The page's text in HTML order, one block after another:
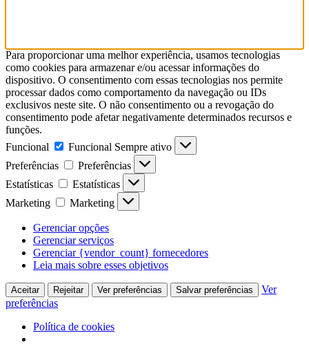
Para proporcionar uma melhor experiência, usamos tecnologias
como cookies para armazenar e/ou acessar informações do
dispositivo. O consentimento com essas tecnologias nos permite
processar dados como comportamento da navegação ou IDs
exclusivos neste site. O não consentimento ou a revogação do
consentimento pode afetar negativamente determinados recursos e
funções.
Funcional
Funcional Sempre ativo
Preferências
Preferências
Estatísticas
Estatísticas
Marketing
Marketing
Gerenciar opções
Gerenciar serviços
Gerenciar {vendor_count} fornecedores
Leia mais sobre esses objetivos
Aceitar Rejeitar Ver preferências Salvar preferências
Ver
preferências
Política de cookies